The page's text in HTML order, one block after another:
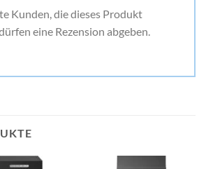
Kunden, die dieses Produkt
eine Rezension abgeben.